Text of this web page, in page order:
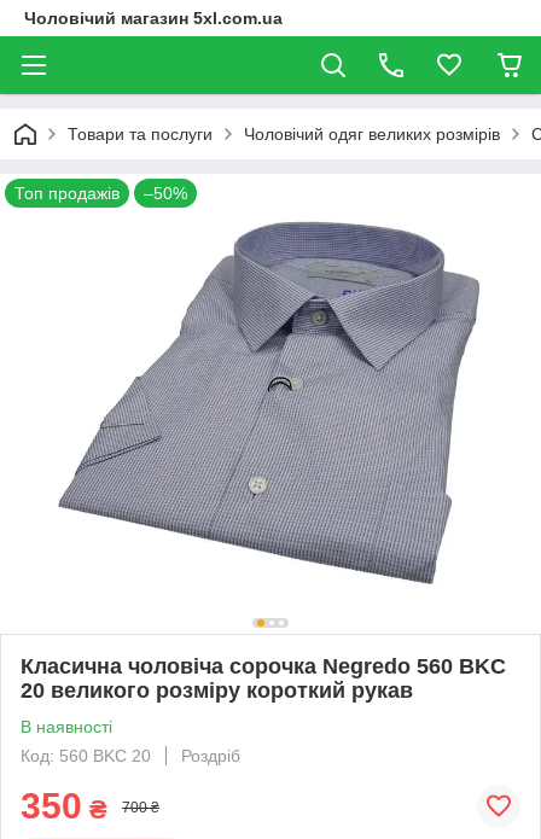
Чоловічий магазин 5xl.com.ua
Товари та послуги Чоловічий одяг великих розмірів
Топ продажів –50%
Класична чоловіча сорочка Negredo 560 BKC
20 великого розміру короткий рукав
В наявності
Код: 560 BKC 20
Роздріб
350 ₴ 700 ₴